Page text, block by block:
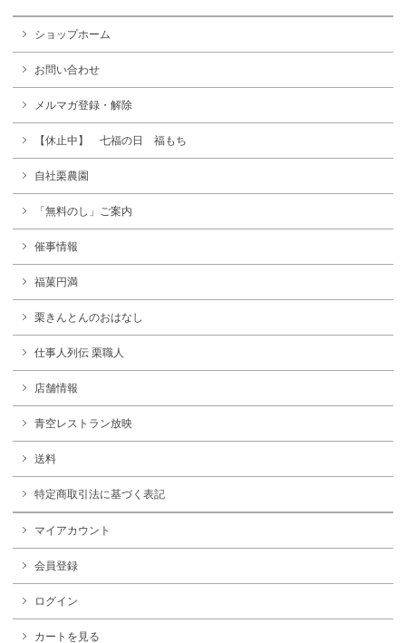
ショップホーム
お問い合わせ
メルマガ登録・解除
【休止中】 七福の日 福もち
自社栗農園
「無料のし」ご案内
催事情報
福菓円満
栗きんとんのおはなし
仕事人列伝 栗職人
店舗情報
青空レストラン放映
送料
特定商取引法に基づく表記
マイアカウント
会員登録
ログイン
カートを見る